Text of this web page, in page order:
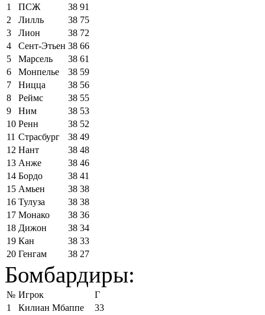
1
ПСЖ 38 91
2
Лилль 38 75
3
Лион 38 72
4
Сент-Этьен 38 66
5
Марсель 38 61
6
Монпелье 38 59
7
Ницца 38 56
8
Реймс 38 55
9
Ним 38 53
10 Ренн 38 52
11 Страсбург 38 49
12 Нант 38 48
13 Анже 38 46
14 Бордо 38 41
15 Амьен 38 38
16 Тулуза 38 38
17 Монако 38 36
18 Дижон 38 34
19 Кан 38 33
20 Генгам 38 27
Бомбардиры:
№ Игрок
Г
1
Килиан Мбаппе
33